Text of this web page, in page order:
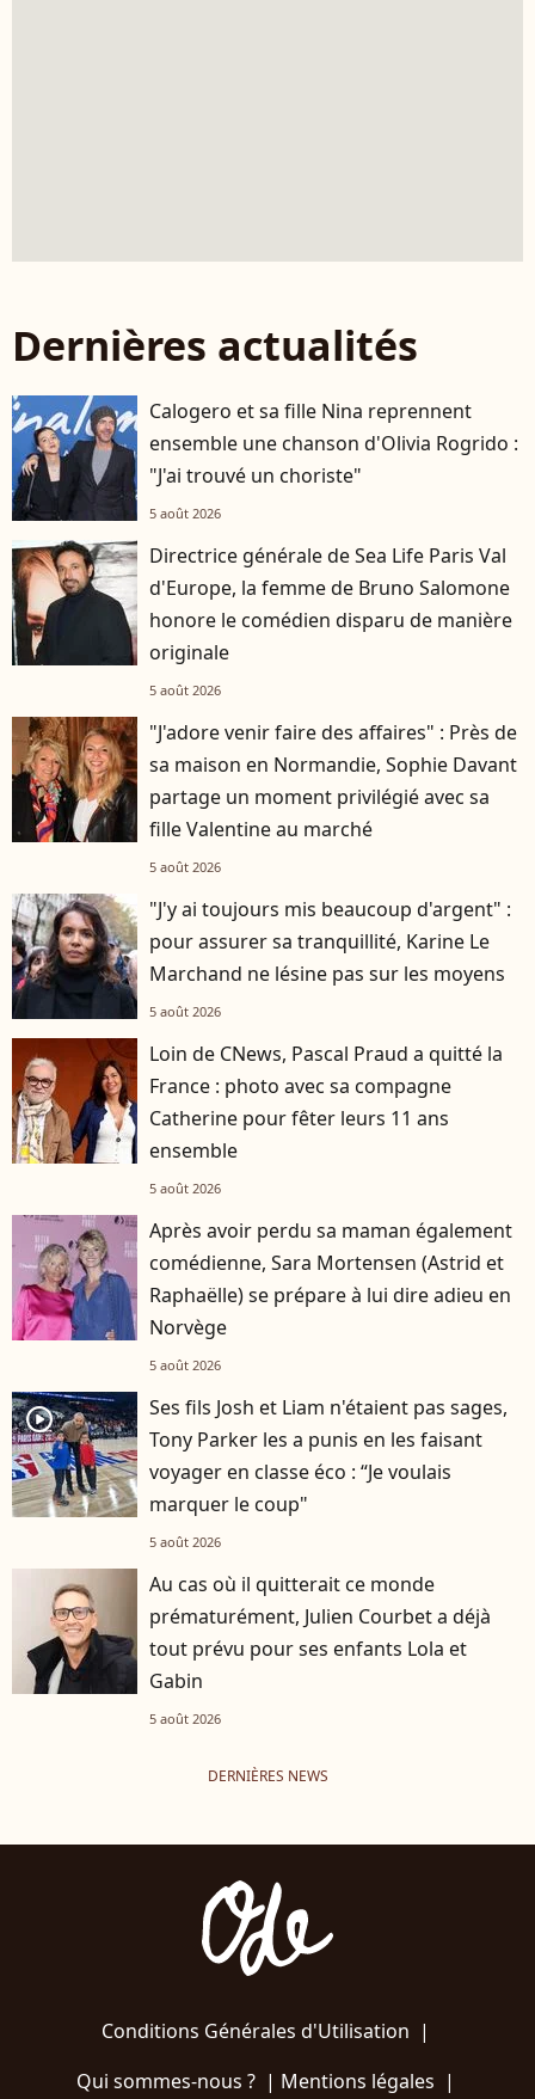
Dernières actualités
Calogero et sa fille Nina reprennent
ensemble une chanson d'Olivia Rogrido :
"J'ai trouvé un choriste"
5 août 2026
Directrice générale de Sea Life Paris Val
d'Europe, la femme de Bruno Salomone
honore le comédien disparu de manière
originale
5 août 2026
"J'adore venir faire des affaires" : Près de
sa maison en Normandie, Sophie Davant
partage un moment privilégié avec sa
fille Valentine au marché
5 août 2026
"J'y ai toujours mis beaucoup d'argent" :
pour assurer sa tranquillité, Karine Le
Marchand ne lésine pas sur les moyens
5 août 2026
Loin de CNews, Pascal Praud a quitté la
France : photo avec sa compagne
Catherine pour fêter leurs 11 ans
ensemble
5 août 2026
Après avoir perdu sa maman également
comédienne, Sara Mortensen (Astrid et
Raphaëlle) se prépare à lui dire adieu en
Norvège
5 août 2026
player2
Ses fils Josh et Liam n'étaient pas sages,
Tony Parker les a punis en les faisant
voyager en classe éco : “Je voulais
marquer le coup"
5 août 2026
Au cas où il quitterait ce monde
prématurément, Julien Courbet a déjà
tout prévu pour ses enfants Lola et
Gabin
5 août 2026
DERNIÈRES NEWS
Conditions Générales d'Utilisation |
Qui sommes-nous ?| Mentions légales |